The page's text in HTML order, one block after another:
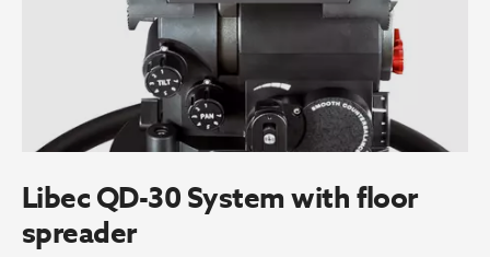
Libec QD-30 System with floor
spreader